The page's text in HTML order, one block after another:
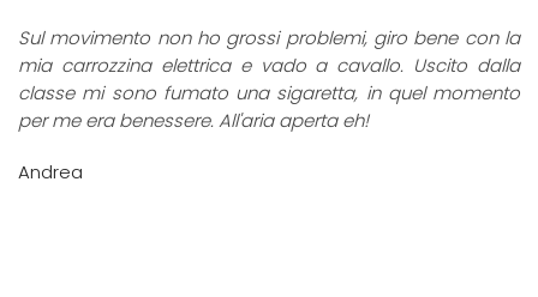
Sul movimento non ho grossi problemi, giro bene con la
mia carrozzina elettrica e vado a cavallo. Uscito dalla
classe mi sono fumato una sigaretta, in quel momento
per me era benessere. All'aria aperta eh!
Andrea